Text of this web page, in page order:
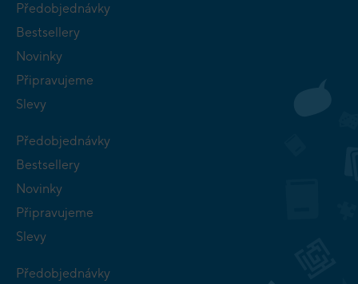
Předobjednávky
Bestsellery
Novinky
Připravujeme
Slevy
Předobjednávky
Bestsellery
Novinky
Připravujeme
Slevy
Předobjednávky